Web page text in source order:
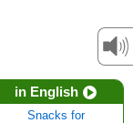
in English
Snacks for